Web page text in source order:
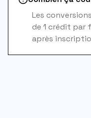
Les
de 1 crédit par
après